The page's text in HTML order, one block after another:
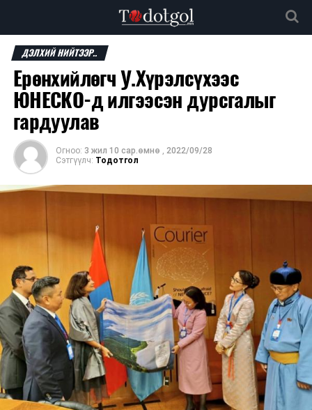
ДЭЛХИЙ НИЙТЭЭР..
Ерөнхийлөгч У.Хүрэлсүхээс
ЮНЕСКО-д илгээсэн дурсгалыг
гардуулав
Огноо: 3 жил 10 сар.өмнө , 2022/09/28
Сэтгүүлч: Тодотгол